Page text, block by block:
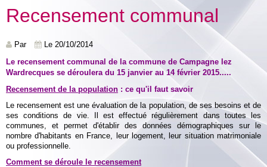
Recensement communal
Par
Le 20/10/2014
Le recensement communal de la commune de Campagne lez
Wardrecques se déroulera du 15 janvier au 14 février 2015.....
Recensement de la population : ce qu'il faut savoir
Le recensement est une évaluation de la population, de ses besoins et de
ses conditions de vie. Il est effectué régulièrement dans toutes les
communes, et permet d'établir des données démographiques sur le
nombre d'habitants en France, leur logement, leur situation matrimoniale
ou professionnelle.
Comment se déroule le recensement